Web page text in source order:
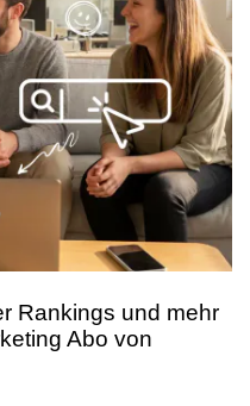
Rankings und mehr
Abo von